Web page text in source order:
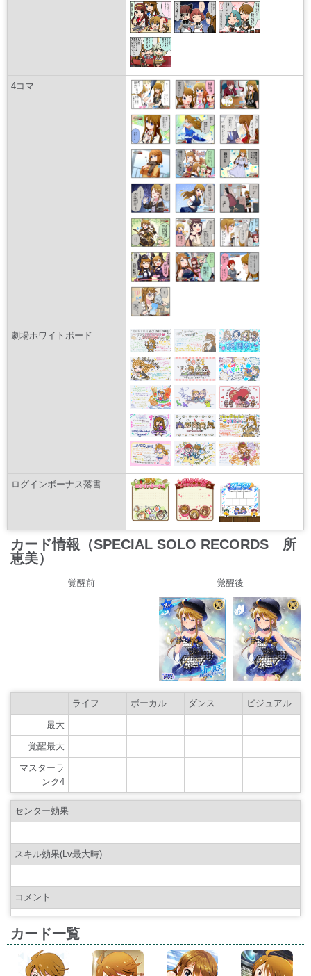
4コマ
劇場ホワイトボード
ログインボーナス落書
カード情報（SPECIAL SOLO RECORDS 所
恵美）
覚醒前 覚醒後
ライフ ボーカル ダンス ビジュアル
最大
覚醒最大
マスターラ
ンク4
センター効果
スキル効果(Lv最大時)
コメント
カード一覧